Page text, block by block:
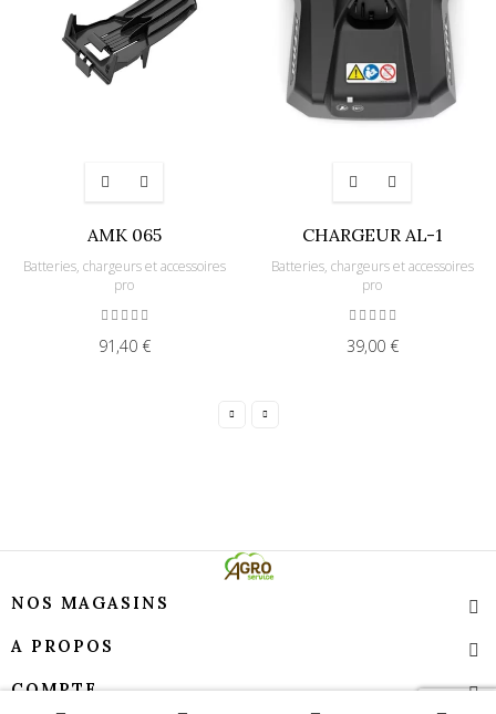
AMK 065
Batteries, chargeurs et accessoires
pro
91,40 €
CHARGEUR AL-1
Batteries, chargeurs et accessoires
pro
39,00 €
NOS MAGASINS
A PROPOS
COMPTE